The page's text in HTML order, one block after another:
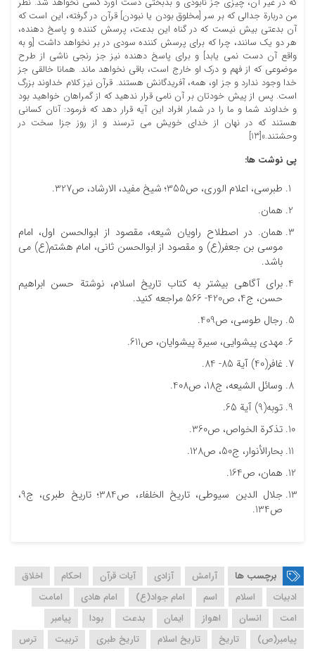
که در غیر آن، چیزی جز نابودی و بدبختی دست آورد کسی نخواهد شد. نظر
من دربارة جدالی که بر سر [مخلوق بودن یا نبودن] قرآن در گرفته، این است که
آن بدعتی بیش نیست که در گناه این بدعت، پرسش کننده و پاسخ دهنده،
هر دو یک سانند، چرا که برای پرسش کننده سودی در بر نخواهد داشت [و به
واقع آن دست نمی یابد] و برای پاسخ دهنده نیز جز رنجی ناشی از طرح
موضوعی که از فهم و درک او خارج است، باقی نخواهد ماند. همانا خالقی جز
خدا وجود ندارد و جز او، همه، آفریدگانش هستند. قرآن نیز کلام خداوند بزرگ
است. پس از پیش خودتان بر آن نامی قرار ندهید که از گمراهان خواهید بود
و خداوند شما و ما را در شمار افراد این آیه قرار دهد که فرمود: آنان کسانی
هستند که در نهان از خدای خویش می ترسند و از روز جزا سخت در
وحشتند.»[13]
پی نوشت ها:
طبرسی، اعلام الوری، ص355؛ شیخ مفید، الارشاد، ص327.
همان.
همان. در اصطلاح راویان شیعه، مقصود از ابوالحسن اول، امام
موسی بن جعفر(ع) و مقصود از ابوالحسن ثانی، امام هشتم(ع) می
باشد.
برای آگاهی بیشتر به کتاب تاریخ اسلام، نوشتة حسن ابراهیم
حسن، ج4، ص420- 566 مراجعه کنید.
رجال طوسی، ص409.
مهدی پیشوایی، سیرة پیشوایان، ص611.
غافر(40) آیة 85- 84.
وسائل الشیعه، ج18، ص408.
توبه(9) آیة 65.
تذکرة الخواص، ص360.
بحارالأنوار، ج50، ص128.
همان، ص164.
جلال الدین سیوطی، تاریخ الخلفاء، ص384؛ تاریخ طبری، ج9،
ص134.
برچسب ها آرامش آزادی آیات قرآن احکام
اخلاق
ادبیات
اسلام اسم امام جواد(ع) امام هادی
امامت
امت
انسان اهواز ایمان بدعت بودا
پیامبر
پیامبر(ص)
تاریخ تاریخ اسلام تاریخ طبری تربیت
ترس